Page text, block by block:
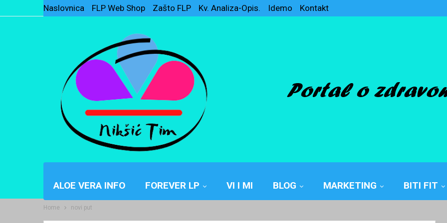
Naslovnica FLP Web Shop Zašto FLP Kv. Analiza-Opis. Idemo Kontakt
ALOE VERA INFO FOREVER LP VI I MI BLOG MARKETING BITI FIT
Home novi put